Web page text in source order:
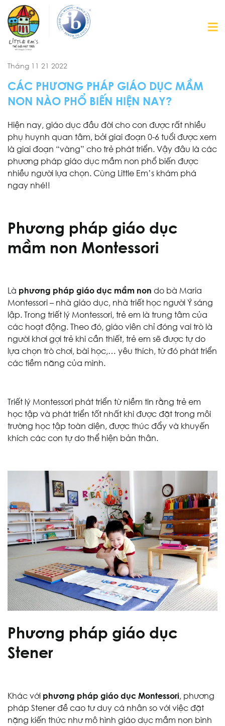
Tháng 11 21 2022
CÁC PHƯƠNG PHÁP GIÁO DỤC MẦM
NON NÀO PHỔ BIẾN HIỆN NAY?
Hiện nay, giáo dục đầu đời cho con được rất nhiều
phụ huynh quan tâm, bởi giai đoạn 0-6 tuổi được xem
là giai đoạn “vàng” cho trẻ phát triển. Vậy đâu là các
phương pháp giáo dục mầm non phổ biến được
nhiều người lựa chọn. Cùng Little Em’s khám phá
ngay nhé!!
Phương pháp giáo dục
mầm non Montessori
Là phương pháp giáo dục mầm non do bà Maria
Montessori – nhà giáo dục, nhà triết học người Ý sáng
lập. Trong triết lý Montessori, trẻ em là trung tâm của
các hoạt động. Theo đó, giáo viên chỉ đóng vai trò là
người khơi gợi trẻ khi cần thiết, trẻ em sẽ được tự do
lựa chọn trò chơi, bài học,… yêu thích, từ đó phát triển
các tiềm năng của mình.
Triết lý Montessori phát triển từ niềm tin rằng trẻ em
học tập và phát triển tốt nhất khi được đặt trong môi
trường học tập toàn diện, được thúc đẩy và khuyến
khích các con tự do thể hiện bản thân.
Phương pháp giáo dục
Stener
Khác với phương pháp giáo dục Montessori, phương
pháp Stener đề cao tư duy cá nhân so với việc đặt
nặng kiến thức như mô hình giáo dục mầm non bình